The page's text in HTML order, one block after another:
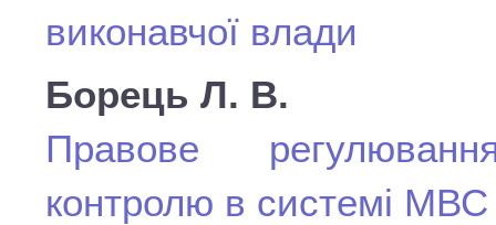
виконавчої влади
Борець Л. В.
Правове
контролю в системі МВС